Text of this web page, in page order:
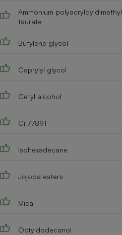
Ammonium polyacryloyldimethyl
taurate
Butylene glycol
Caprylyl glycol
Cetyl alcohol
Ci 77891
Isohexadecane
Jojoba esters
Mica
Octyldodecanol